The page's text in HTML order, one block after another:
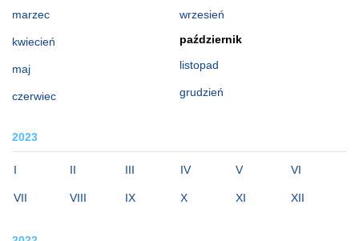
marzec
kwiecień
maj
czerwiec
wrzesień
październik
listopad
grudzień
2023
I II III IV V VI
VII VIII IX X XI XII